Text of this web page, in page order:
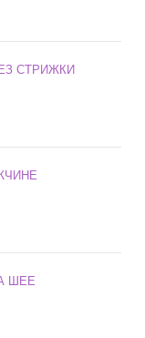
СТРИЖКИ
ШЕЕ